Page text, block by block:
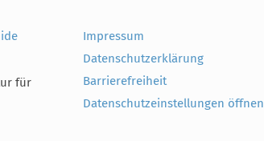
Impressum
Datenschutzerklärung
Barrierefreiheit
Datenschutzeinstellungen öffnen